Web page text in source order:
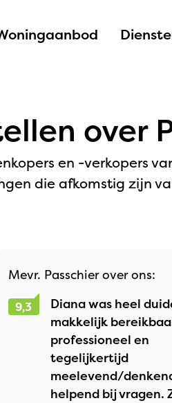
over
en -verkopers
die afkomstig zijn
Mevr. Passchier over ons:
9,3
Diana was heel
makkelijk
professioneel en
tegelijkertijd
meelevend/
helpend bij vragen.